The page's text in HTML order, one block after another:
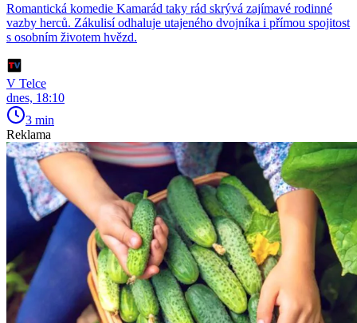
Romantická komedie Kamarád taky rád skrývá zajímavé rodinné
vazby herců. Zákulisí odhaluje utajeného dvojníka i přímou spojitost
s osobním životem hvězd.
V Telce
dnes, 18:10
3 min
Reklama